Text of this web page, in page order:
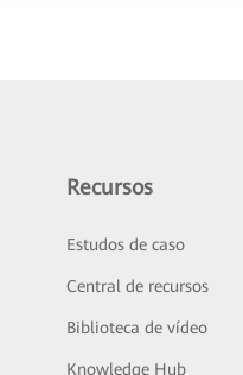
Recursos
Estudos de caso
Central de recursos
Biblioteca de vídeo
Knowledge Hub